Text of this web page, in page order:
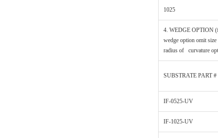
1025
4. WEDGE OPTION
wedge option omit size
radius of curvature
SUBSTRATE PART #
IF-0525-UV
IF-1025-UV